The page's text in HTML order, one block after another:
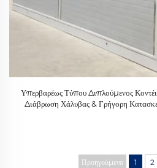
Υπερβαρέως Τύπου Διπλούμενος
Διάβρωση Χάλυβας & Γρήγορη
Προηγούμενο 1 2